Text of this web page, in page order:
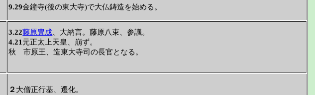
9.29金鐘寺(後の東大寺)で大仏鋳造を始める。
3.22藤原豊成 、大納言。藤原八束、参議。
4.21 元正太上天皇、崩ず。
秋 市原王、造東大寺司の長官となる。
２ 大僧正行基、遷化。